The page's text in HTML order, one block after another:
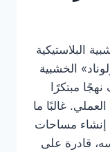
البلاستيكية
الخشبية
مبتكرًا
غالبًا ما
إنشاء مساحات
قادرة على